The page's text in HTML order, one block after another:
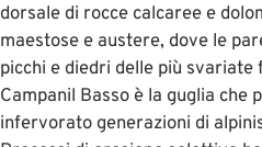
dorsale di rocce calcaree e
maestose e austere, dove le
picchi e diedri delle più svariate
Campanil Basso è la guglia che
infervorato generazioni di